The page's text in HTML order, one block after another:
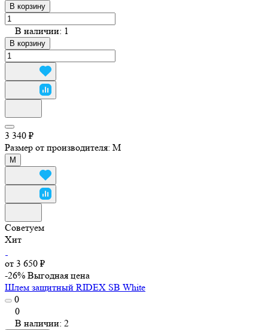
В корзину
В наличии: 1
В корзину
3 340 ₽
Размер от производителя: M
M
Советуем
Хит
от 3 650 ₽
-26% Выгодная цена
Шлем защитный RIDEX SB White
0
0
В наличии: 2